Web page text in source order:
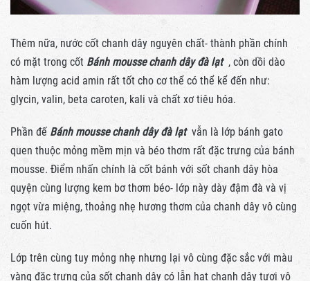
Thêm nữa, nước cốt chanh dây nguyên chất- thành phần chính
có mặt trong cốt Bánh mousse chanh dây đà lạt , còn dồi dào
hàm lượng acid amin rất tốt cho cơ thể có thể kể đến như:
glycin, valin, beta caroten, kali và chất xơ tiêu hóa.
Phần đế Bánh mousse chanh dây đà lạt vẫn là lớp bánh gato
quen thuộc mỏng mềm mịn và béo thơm rất đặc trưng của bánh
mousse. Điểm nhấn chính là cốt bánh với sốt chanh dây hòa
quyện cùng lượng kem bơ thơm béo- lớp này dày đậm đà và vị
ngọt vừa miệng, thoảng nhẹ hương thơm của chanh dây vô cùng
cuốn hút.
Lớp trên cùng tuy mỏng nhẹ nhưng lại vô cùng đặc sắc với màu
vàng đặc trưng của sốt chanh dây có lẫn hạt chanh dây tươi vô